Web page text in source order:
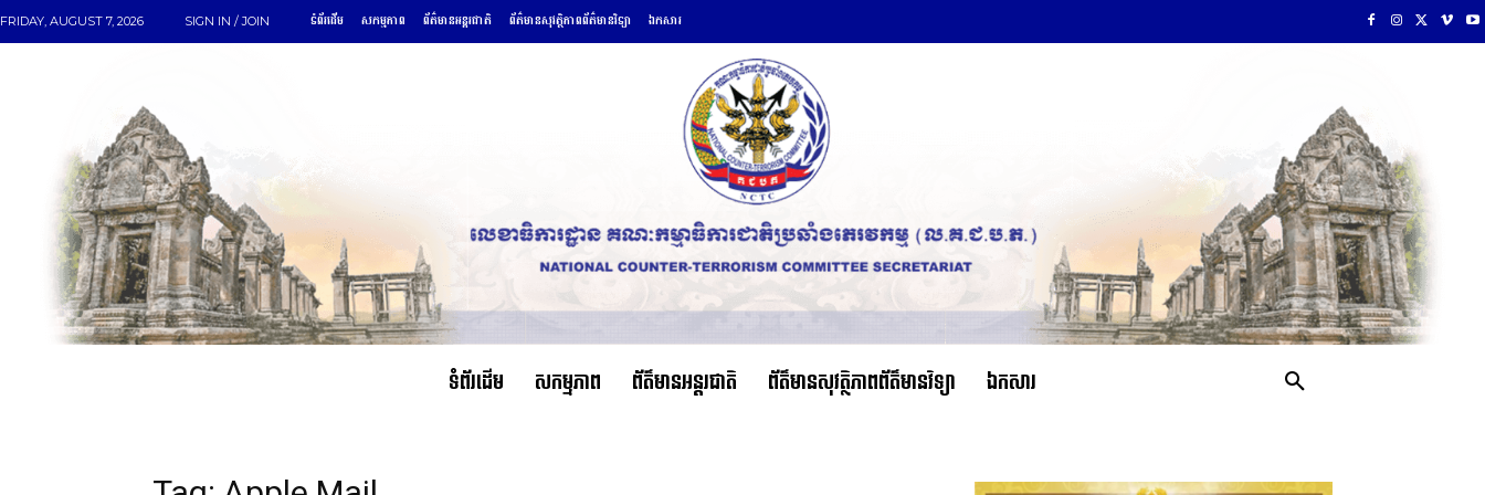
FRIDAY, AUGUST 7, 2026 SIGN IN / JOIN ទំព័រដើម សកម្មភាព ព័ត៌មានអន្តរជាតិ ព័ត៌មានសុវត្ថិភាពព័ត៌មានវិទ្យា ឯកសារ
ទំព័រដើម សកម្មភាព ព័ត៌មានអន្តរជាតិ ព័ត៌មានសុវត្ថិភាពព័ត៌មានវិទ្យា ឯកសារ